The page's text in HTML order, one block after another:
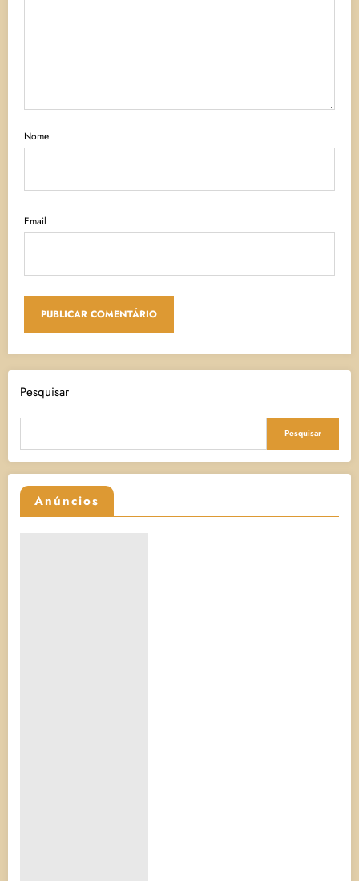
Nome
Email
Pesquisar
Pesquisar
Anúncios